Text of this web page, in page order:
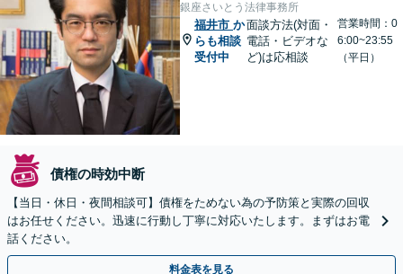
銀座さいとう法律事務所
福井市 か
らも相談
受付中
面談方法(対面・
電話・ビデオな
ど)は応相談
営業時間：0
6:00~23:55
（平日）
債権の時効中断
【当日・休日・夜間相談可】債権をためない為の予防策と実際の回収
はお任せください。迅速に行動し丁寧に対応いたします。まずはお電
話ください。
料金表を見る